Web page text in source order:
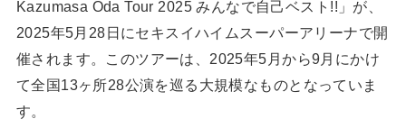
Kazumasa Oda Tour 2025 みんなで自己ベスト!!」が、
2025年5月28日にセキスイハイムスーパーアリーナで開
催されます。このツアーは、2025年5月から9月にかけ
て全国13ヶ所28公演を巡る大規模なものとなっていま
す。